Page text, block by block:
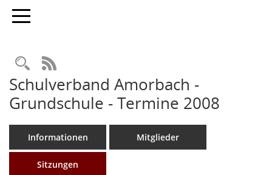
Toggle navigation
Rechercheauswahl
RSS-Feed
Schulverband Amorbach -
Grundschule - Termine 2008
Informationen Mitglieder
Sitzungen